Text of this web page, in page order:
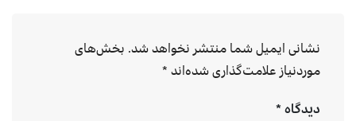
نشانی ایمیل شما منتشر نخواهد شد. بخش‌های
موردنیاز علامت‌گذاری شده‌اند*
دیدگاه*